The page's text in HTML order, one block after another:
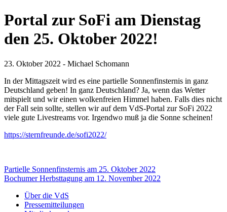
Portal zur SoFi am Dienstag
den 25. Oktober 2022!
23. Oktober 2022 - Michael Schomann
In der Mittagszeit wird es eine partielle Sonnenfinsternis in ganz
Deutschland geben! In ganz Deutschland? Ja, wenn das Wetter
mitspielt und wir einen wolkenfreien Himmel haben. Falls dies nicht
der Fall sein sollte, stellen wir auf dem VdS-Portal zur SoFi 2022
viele gute Livestreams vor. Irgendwo muß ja die Sonne scheinen!
https://sternfreunde.de/sofi2022/
Beitragsnavigation
Partielle Sonnenfinsternis am 25. Oktober 2022
Bochumer Herbsttagung am 12. November 2022
Über die VdS
Pressemitteilungen